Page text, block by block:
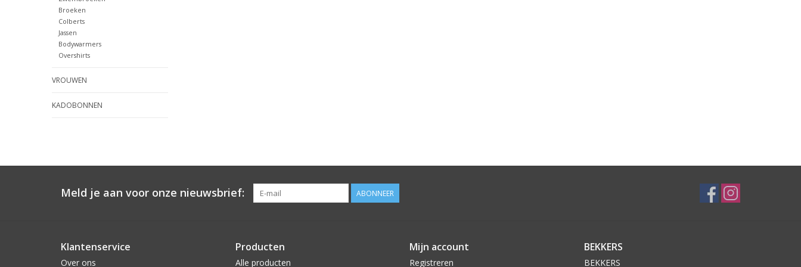
Broeken
Colberts
Jassen
Bodywarmers
Overshirts
VROUWEN
KADOBONNEN
Meld je aan voor onze nieuwsbrief: ABONNEER
Klantenservice
Over ons
Producten
Alle producten
Mijn account
Registreren
BEKKERS
BEKKERS